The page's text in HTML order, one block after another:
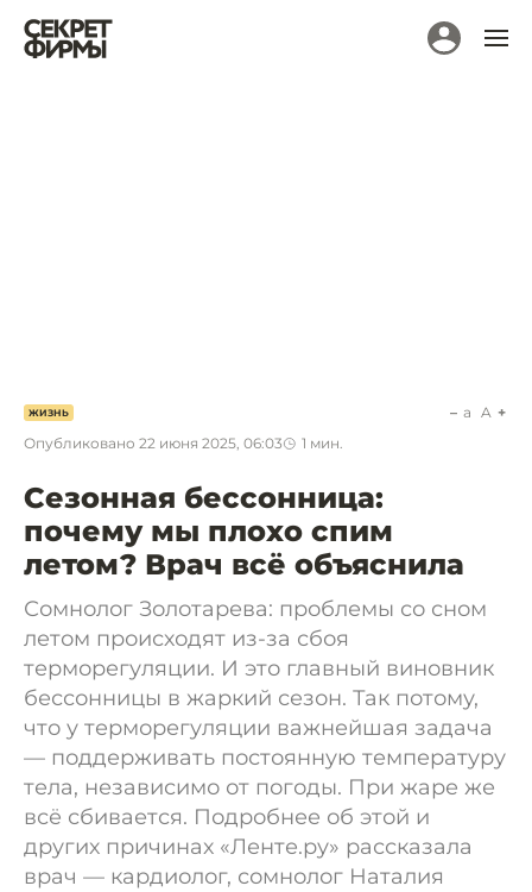
ЖИЗНЬ
Опубликовано 22 июня 2025, 06:03 1 мин.
a A
Сезонная бессонница:
почему мы плохо спим
летом? Врач всё объяснила
Сомнолог Золотарева: проблемы со сном
летом происходят из-за сбоя
терморегуляции. И это главный виновник
бессонницы в жаркий сезон. Так потому,
что у терморегуляции важнейшая задача
— поддерживать постоянную температуру
тела, независимо от погоды. При жаре же
всё сбивается. Подробнее об этой и
других причинах «Ленте.ру» рассказала
врач — кардиолог, сомнолог Наталия